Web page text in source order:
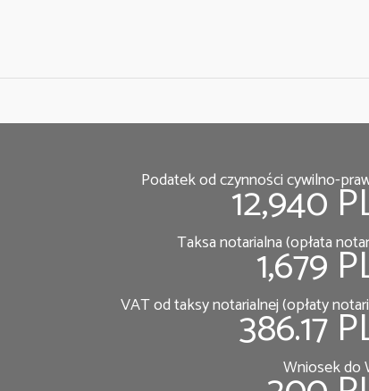
Podatek od czynności cywilno-
12,940
Taksa notarialna (opłata
1,679
VAT od taksy notarialnej (opłaty
386.17
Wniosek do